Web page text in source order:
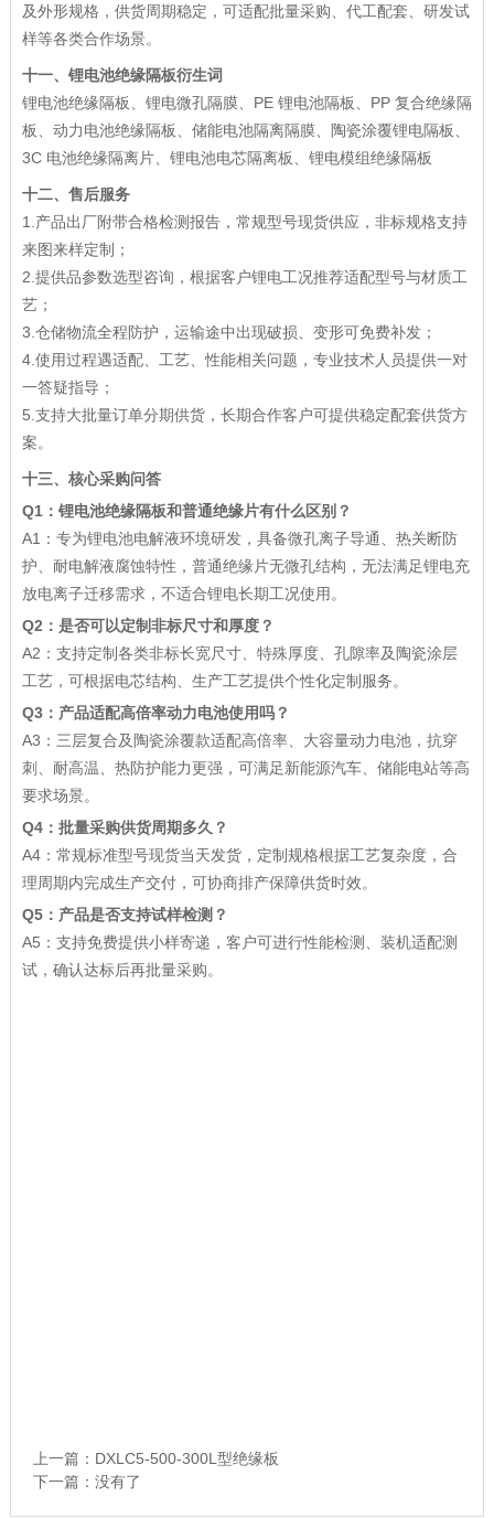
及外形规格，供货周期稳定，可适配批量采购、代工配套、研发试
样等各类合作场景。
十一、 锂电池绝缘隔板衍生词
锂电池绝缘隔板、锂电微孔隔膜、PE 锂电池隔板、PP 复合绝缘隔
板、动力电池绝缘隔板、储能电池隔离隔膜、陶瓷涂覆锂电隔板、
3C 电池绝缘隔离片、锂电池电芯隔离板、锂电模组绝缘隔板
十二、售后服务
1.产品出厂附带合格检测报告，常规型号现货供应，非标规格支持
来图来样定制；
2.提供品参数选型咨询，根据客户锂电工况推荐适配型号与材质工
艺；
3.仓储物流全程防护，运输途中出现破损、变形可免费补发；
4.使用过程遇适配、工艺、性能相关问题，专业技术人员提供一对
一答疑指导；
5.支持大批量订单分期供货，长期合作客户可提供稳定配套供货方
案。
十三、核心采购问答
Q1：锂电池绝缘隔板和普通绝缘片有什么区别？
A1：专为锂电池电解液环境研发，具备微孔离子导通、热关断防
护、耐电解液腐蚀特性，普通绝缘片无微孔结构，无法满足锂电充
放电离子迁移需求，不适合锂电长期工况使用。
Q2：是否可以定制非标尺寸和厚度？
A2：支持定制各类非标长宽尺寸、特殊厚度、孔隙率及陶瓷涂层
工艺，可根据电芯结构、生产工艺提供个性化定制服务。
Q3：产品适配高倍率动力电池使用吗？
A3：三层复合及陶瓷涂覆款适配高倍率、大容量动力电池，抗穿
刺、耐高温、热防护能力更强，可满足新能源汽车、储能电站等高
要求场景。
Q4：批量采购供货周期多久？
A4：常规标准型号现货当天发货，定制规格根据工艺复杂度，合
理周期内完成生产交付，可协商排产保障供货时效。
Q5：产品是否支持试样检测？
A5：支持免费提供小样寄递，客户可进行性能检测、装机适配测
试，确认达标后再批量采购。
上一篇： DXLC5-500-300L型绝缘板
下一篇：没有了